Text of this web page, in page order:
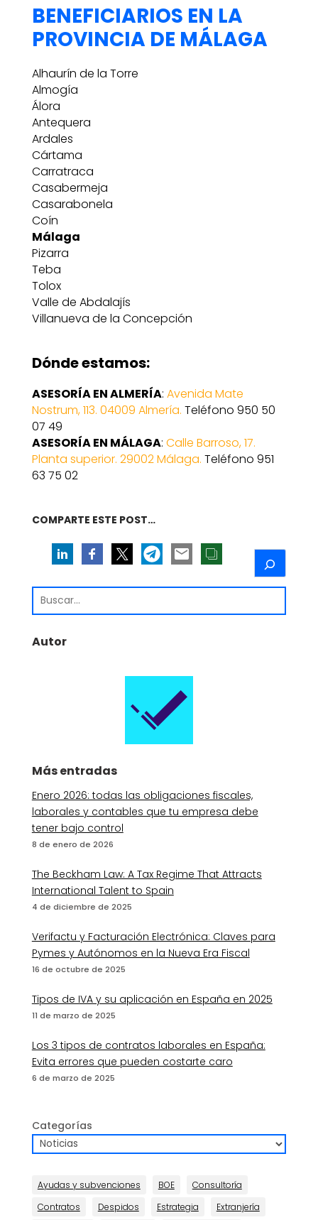
BENEFICIARIOS EN LA
PROVINCIA DE MÁLAGA
Alhaurín de la Torre
Almogía
Álora
Antequera
Ardales
Cártama
Carratraca
Casabermeja
Casarabonela
Coín
Málaga
Pizarra
Teba
Tolox
Valle de Abdalajís
Villanueva de la Concepción
Dónde estamos:
ASESORÍA EN ALMERÍA: Avenida Mate
Nostrum, 113. 04009 Almería. Teléfono 950 50
07 49
ASESORÍA EN MÁLAGA: Calle Barroso, 17.
Planta superior. 29002 Málaga. Teléfono 951
63 75 02
COMPARTE ESTE POST…
Autor
Más entradas
Enero 2026: todas las obligaciones fiscales,
laborales y contables que tu empresa debe
tener bajo control
8 de enero de 2026
The Beckham Law: A Tax Regime That Attracts
International Talent to Spain
4 de diciembre de 2025
Verifactu y Facturación Electrónica: Claves para
Pymes y Autónomos en la Nueva Era Fiscal
16 de octubre de 2025
Tipos de IVA y su aplicación en España en 2025
11 de marzo de 2025
Los 3 tipos de contratos laborales en España:
Evita errores que pueden costarte caro
6 de marzo de 2025
Categorías
Ayudas y subvenciones BOE
Consultoría
Contratos
Despidos Estrategia
Extranjería